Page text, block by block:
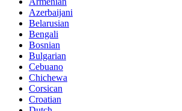
Azerbaijani
Belarusian
Bengali
Bosnian
Bulgarian
Cebuano
Chichewa
Corsican
Croatian